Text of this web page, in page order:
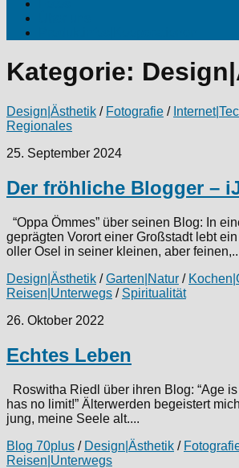
Kategorie:
Design|Ästhetik / Fotografie /
Regionales
25. September 2024
Der fröhliche Blogger –
“Oppa Ömmes” über seinen Blog: In
geprägten Vorort einer Großstadt lebt
oller Osel in seiner kleinen, aber
Design|Ästhetik /Garten|Natur /
Reisen|Unterwegs / Spiritualität
26. Oktober 2022
Echtes Leben
Roswitha Riedl über ihren Blog: “Age
has no limit!” Älterwerden begeistert
jung, meine Seele alt....
Blog 70plus / Design|Ästhetik /
Reisen|Unterwegs